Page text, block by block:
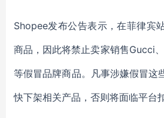
Shopee发布公告表示，在菲律宾
商品，因此将禁止卖家销售Gucci
等假冒品牌商品。凡事涉嫌假冒这
快下架相关产品，否则将面临平台